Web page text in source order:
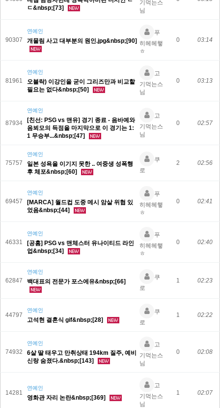
ㄷ&nbsp;[73]
기먹는스
님
90307
연예인
개물림 사고 대부분의 원인.jpg&nbsp;[90]
푸
히헤헤햏
ㅎ
0 03:14
81961
연예인
오블락) 이강인을 굳이 그리즈만과 비교할
필요는 없다&nbsp;[50]
고
기먹는스
님
0 03:13
87934
연예인
[친선: PSG vs 맨유] 경기 종료 - 음바예와
음뵈모의 득점을 마지막으로 이 경기는 1:
1 무승부...&nbsp;[47]
고
기먹는스
님
0 02:57
75757
연예인
일본 성욕을 이기지 못한 .. 여중생 성폭행
후 체포&nbsp;[60]
쿠
로
2 02:56
69457
연예인
[MARCA] 월드컵 도중 메시 암살 위협 있
었음&nbsp;[44]
푸
히헤헤햏
ㅎ
0 02:41
46331
연예인
[공홈] PSG vs 맨체스터 유나이티드 라인
업&nbsp;[34]
푸
히헤헤햏
ㅎ
0 02:40
62847
연예인
백대표의 전문가 포스에유&nbsp;[66]
쿠
로
1 02:23
44797
연예인
고석현 결혼식 gif&nbsp;[28]
쿠
로
1 02:22
74932
연예인
6살 딸 태우고 만취상태 194km 질주, 예비
신랑 숨졌다.&nbsp;[143]
고
기먹는스
님
0 02:08
14281
연예인
영화관 자리 논란&nbsp;[369]
고
기먹는스
님
1 02:07